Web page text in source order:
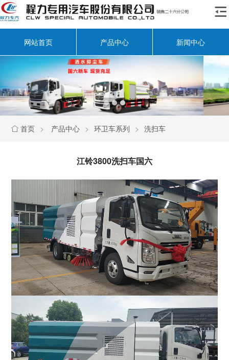

网站首页 产品中心 新闻中心
 首页 > 产品中心 > 环卫车系列 > 洗扫车
江铃3800洗扫车国六